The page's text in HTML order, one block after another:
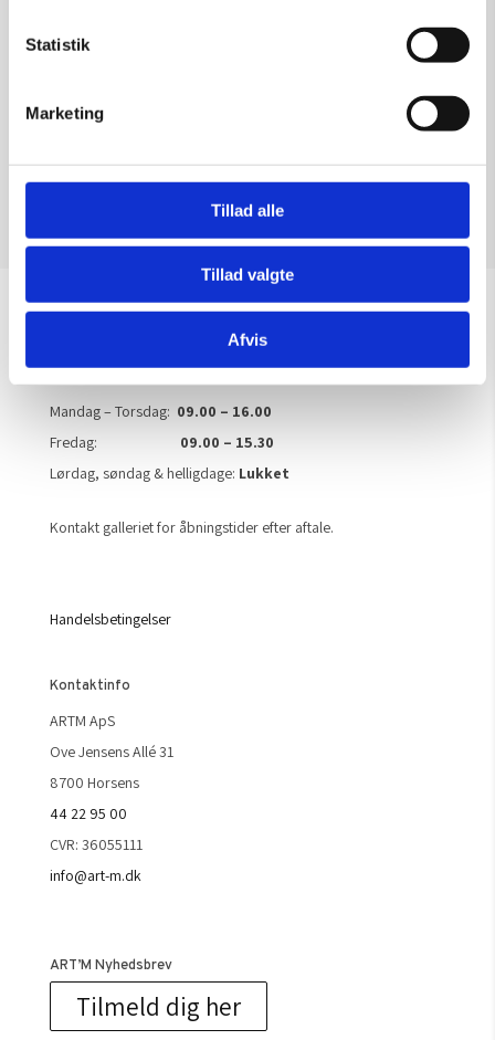
Statistik
Marketing
Tillad alle
Tillad valgte
Afvis
Tilføj til kurv
Mandag – Torsdag: 09.00 – 16.00
Fredag: 09.00 – 15.30
Lørdag, søndag & helligdage: Lukket
Kontakt galleriet for åbningstider efter aftale.
Handelsbetingelser
Kontaktinfo
ARTM ApS
Ove Jensens Allé 31
8700 Horsens
44 22 95 00
CVR: 36055111
info@art-m.dk
ART’M Nyhedsbrev
Tilmeld dig her